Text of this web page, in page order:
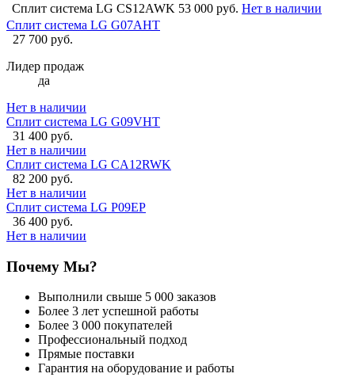
Сплит система LG CS12AWK 53 000 руб. Нет в наличии
Сплит система LG G07AHT
27 700 руб.
Лидер продаж
да
Нет в наличии
Сплит система LG G09VHT
31 400 руб.
Нет в наличии
Сплит система LG CA12RWK
82 200 руб.
Нет в наличии
Сплит система LG P09EP
36 400 руб.
Нет в наличии
Почему Мы?
Выполнили свыше 5 000 заказов
Более 3 лет успешной работы
Более 3 000 покупателей
Профессиональный подход
Прямые поставки
Гарантия на оборудование и работы